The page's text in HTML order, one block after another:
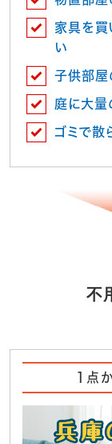
家具を買
い
子供部屋
庭に大量
ゴミで散
不
1点